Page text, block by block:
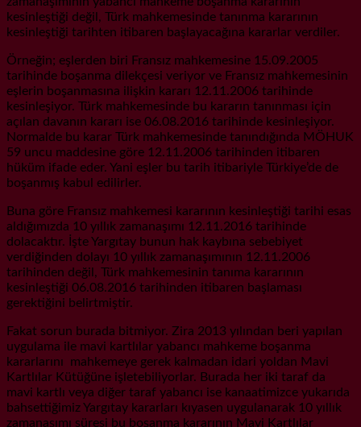
kesinleştiği değil, Türk mahkemesinde tanınma kararının
kesinleştiği tarihten itibaren başlayacağına kararlar verdiler.
Örneğin; eşlerden biri Fransız mahkemesine 15.09.2005
tarihinde boşanma dilekçesi veriyor ve Fransız mahkemesinin
eşlerin boşanmasına ilişkin kararı 12.11.2006 tarihinde
kesinleşiyor. Türk mahkemesinde bu kararın tanınması için
açılan davanın kararı ise 06.08.2016 tarihinde kesinleşiyor.
Normalde bu karar Türk mahkemesinde tanındığında MÖHUK
59 uncu maddesine göre 12.11.2006 tarihinden itibaren
hüküm ifade eder. Yani eşler bu tarih itibariyle Türkiye’de de
boşanmış kabul edilirler.
Buna göre Fransız mahkemesi kararının kesinleştiği tarihi esas
aldığımızda 10 yıllık zamanaşımı 12.11.2016 tarihinde
dolacaktır. İşte Yargıtay bunun hak kaybına sebebiyet
verdiğinden dolayı 10 yıllık zamanaşımının 12.11.2006
tarihinden değil, Türk mahkemesinin tanıma kararının
kesinleştiği 06.08.2016 tarihinden itibaren başlaması
gerektiğini belirtmiştir.
Fakat sorun burada bitmiyor. Zira 2013 yılından beri yapılan
uygulama ile mavi kartlılar yabancı mahkeme boşanma
kararlarını mahkemeye gerek kalmadan idari yoldan Mavi
Kartlılar Kütüğüne işletebiliyorlar. Burada her iki taraf da
mavi kartlı veya diğer taraf yabancı ise kanaatimizce yukarıda
bahsettiğimiz Yargıtay kararları kıyasen uygulanarak 10 yıllık
zamanaşımı süresi bu boşanma kararının Mavi Kartlılar